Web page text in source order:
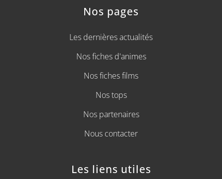
Nos pages
Les dernières actualités
Nos fiches d'animes
Nos fiches films
Nos tops
Nos partenaires
Nous contacter
Les liens utiles